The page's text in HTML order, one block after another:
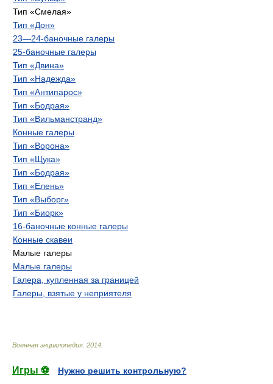
Тип «Смелая»
Тип «Дон»
23—24-баночные галеры
25-баночные галеры
Тип «Двина»
Тип «Надежда»
Тип «Антипарос»
Тип «Бодрая»
Тип «Вильманстранд»
Конные галеры
Тип «Ворона»
Тип «Щука»
Тип «Бодрая»
Тип «Елень»
Тип «Выборг»
Тип «Биорк»
16-баночные конные галеры
Конные скавеи
Малые галеры
Малые галеры
Галера, купленная за границей
Галеры, взятые у неприятеля
Военная энциклопедия 2014
Игры ⚽
Нужно решить контрольную?